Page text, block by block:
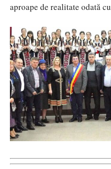
aproape de realitate odată cu